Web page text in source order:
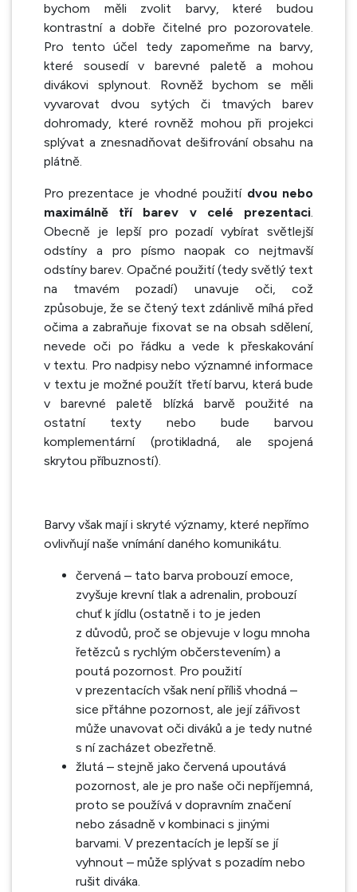
bychom měli zvolit barvy, které budou
kontrastní a dobře čitelné pro pozorovatele.
Pro tento účel tedy zapomeňme na barvy,
které sousedí v barevné paletě a mohou
divákovi splynout. Rovněž bychom se měli
vyvarovat dvou sytých či tmavých barev
dohromady, které rovněž mohou při projekci
splývat a znesnadňovat dešifrování obsahu na
plátně.
Pro prezentace je vhodné použitídvou nebo
maximálně tří barev v celé prezentaci.
Obecně je lepší pro pozadí vybírat světlejší
odstíny a pro písmo naopak co nejtmavší
odstíny barev. Opačné použití (tedy světlý text
na tmavém pozadí) unavuje oči, což
způsobuje, že se čtený text zdánlivě míhá před
očima a zabraňuje fixovat se na obsah sdělení,
nevede oči po řádku a vede k přeskakování
v textu. Pro nadpisy nebo významné informace
v textu je možné použít třetí barvu, která bude
v barevné paletě blízká barvě použité na
ostatní texty nebo bude barvou
komplementární (protikladná, ale spojená
skrytou příbuzností).
Barvy však mají i skryté významy, které nepřímo
ovlivňují naše vnímání daného komunikátu.
červená – tato barva probouzí emoce,
zvyšuje krevní tlak a adrenalin, probouzí
chuť k jídlu (ostatně i to je jeden
z důvodů, proč se objevuje v logu mnoha
řetězců s rychlým občerstevením) a
poutá pozornost. Pro použití
v prezentacích však není příliš vhodná –
sice přtáhne pozornost, ale její zářivost
může unavovat oči diváků a je tedy nutné
s ní zacházet obezřetně.
žlutá – stejně jako červená upoutává
pozornost, ale je pro naše oči nepříjemná,
proto se používá v dopravním značení
nebo zásadně v kombinaci s jinými
barvami. V prezentacích je lepší se jí
vyhnout – může splývat s pozadím nebo
rušit diváka.